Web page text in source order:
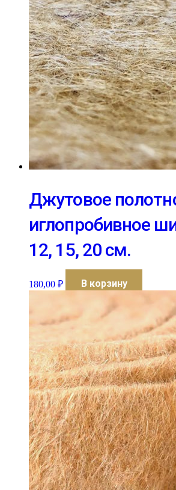
Джутовое
иглопробивное
12, 15, 20 см.
180,00 ₽ В корзину